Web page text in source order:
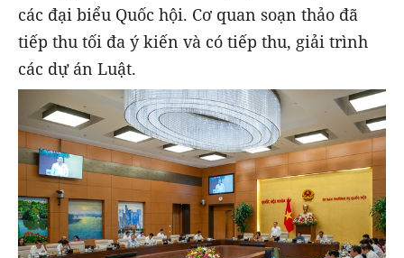
các đại biểu Quốc hội. Cơ quan soạn thảo đã
tiếp thu tối đa ý kiến và có tiếp thu, giải trình
các dự án Luật.